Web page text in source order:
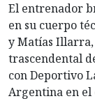
El entrenador
en su cuerpo
y Matías
trascendental
con Deportivo
Argentina en el